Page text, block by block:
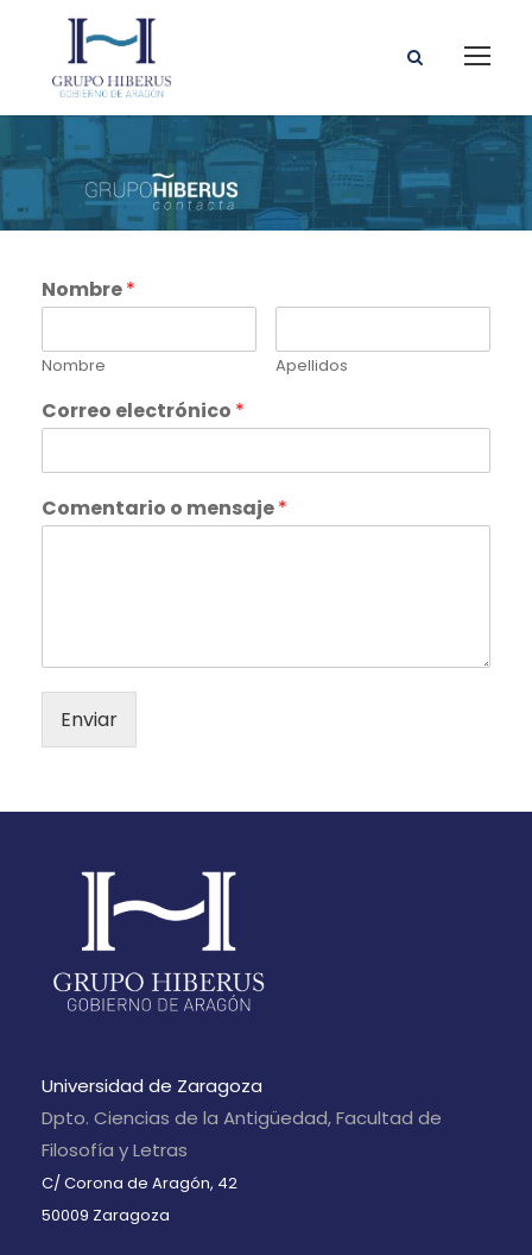
Nombre*
Nombre Apellidos
Correo electrónico *
Comentario o mensaje*
Enviar
Universidad de Zaragoza
Dpto. Ciencias de la Antigüedad, Facultad de
Filosofía y Letras
C/ Corona de Aragón, 42
50009 Zaragoza